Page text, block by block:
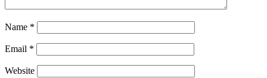
Name *
Email *
Website